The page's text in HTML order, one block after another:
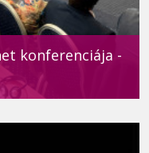
konferenciája -